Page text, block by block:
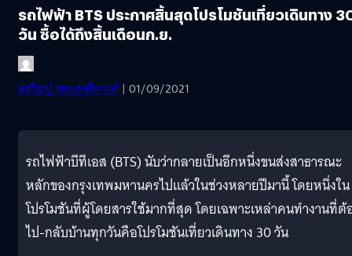
รถไฟฟ้า BTS ประกาศสิ้นสุดโปรโมชันเที่ยวเดินทาง
วัน ซื้อได้ถึงสิ้นเดือนก.ย.
สรวิชญ์ พระสุจริตวงศ์ | 01/09/2021
รถไฟฟ้าบีทีเอส (BTS) นับว่ากลายเป็นอีกหนึ่งขนส่งสาธารณะ
หลักของกรุงเทพมหานครไปแล้วในช่วงหลายปีมานี้ โดยหนึ่งใน
โปรโมชันที่ผู้โดยสารใช้มากที่สุด โดยเฉพาะเหล่าคนทำงานที่ต้
ไป-กลับบ้านทุกวันคือโปรโมชันเที่ยวเดินทาง 30 วัน